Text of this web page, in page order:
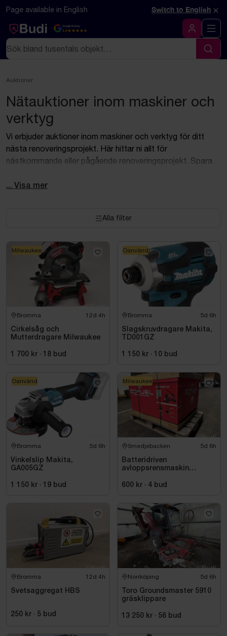
Hoppa till innehåll
Textbaserad (markdown) version av denna sida
Page available in English Switch to English ×
Google Rating
4.5
Logga in
Sök
Sök
Auktioner
Nätauktioner inom maskiner och
verktyg
Vi erbjuder auktioner inom maskiner och verktyg för ditt
nästa renoveringsprojekt. Här hittar ni allt för
nästkommande eller pågående renoveringsprojekt. Spara
Vi har produkter från många välkända varumärken som
... Visa mer
Alla filter
Bromma 12d 4h
Cirkelsåg och
Mutterdragare Milwaukee
1 700 kr · 18 bud
Milwaukee
Bromma 5d 6h
Slagskruvdragare Makita,
TD001GZ
1 150 kr · 10 bud
Oanvänd
Bromma 5d 6h
Vinkelslip Makita,
GA005GZ
1 150 kr · 19 bud
Oanvänd
Smedjebacken 5d 8h
Batteridriven
avloppsrensmaskin
FSSM-121 | Oanvänd
600 kr · 4 bud
Milwaukee
Bromma 12d 4h
Svetsaggregat HBS
250 kr · 5 bud
Norrköping 5d 6h
Toro Groundsmaster 5910
gräsklippare
13 250 kr · 56 bud